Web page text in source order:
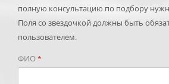
полную консультацию по подбору
Поля со звездочкой должны быть
пользователем.
ФИО*